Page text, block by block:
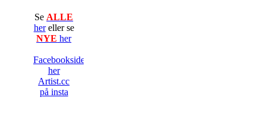
Se ALLE
hereller se
NYE her
Facebooksiden
her
Artist.cc
på insta